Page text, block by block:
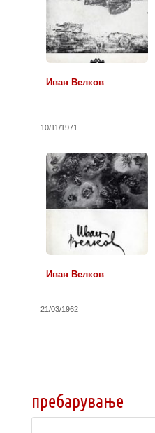
Иван Велков
10/11/1971
Иван Велков
21/03/1962
пребарување